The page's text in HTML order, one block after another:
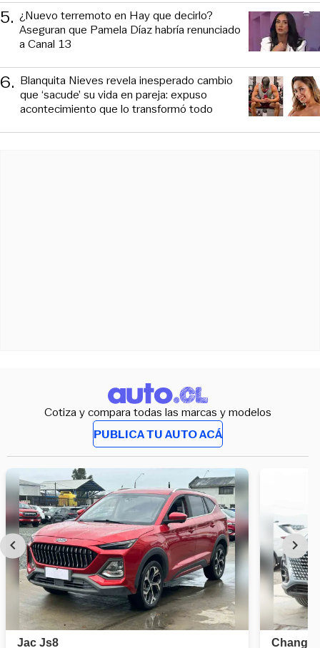
5. ¿Nuevo terremoto en Hay que decirlo?
Aseguran que Pamela Díaz habría renunciado
a Canal 13
6. Blanquita Nieves revela inesperado cambio
que ‘sacude’ su vida en pareja: expuso
acontecimiento que lo transformó todo
Cotiza y compara todas las marcas y modelos
PUBLICA TU AUTO ACÁ